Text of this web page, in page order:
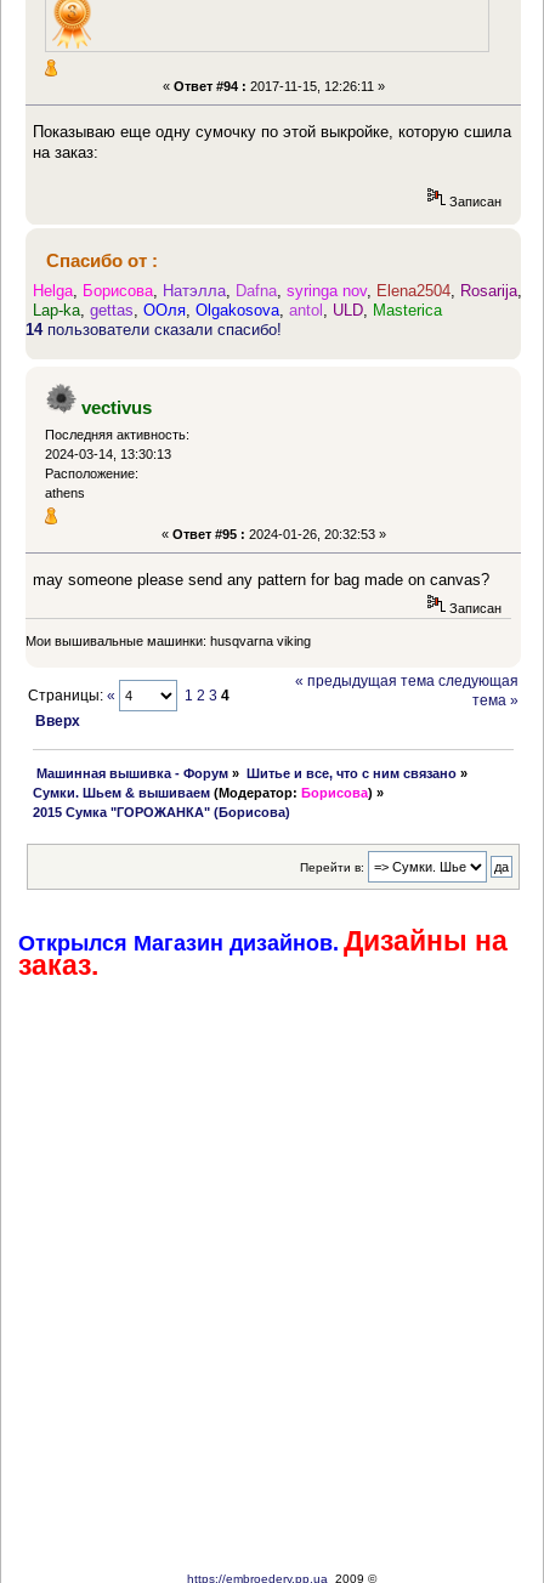
« Ответ #94 : 2017-11-15, 12:26:11 »
Показываю еще одну сумочку по этой выкройке, которую сшила
на заказ:
Записан
Спасибо от :
Helga Борисова Натэлла Dafna ,syringa nov, Elena2504 Rosarija
Lap-ka ,gettas ,ООля ,Olgakosova ,antol ULD Masterica
14пользователи сказали спасибо!
vectivus
Последняя активность:
2024-03-14, 13:30:13
Расположение:
athens
« Ответ #95 : 2024-01-26, 20:32:53 »
may someone please send any pattern for bag made on canvas?
Записан
Мои вышивальные машинки: husqvarna viking
Страницы:« 1 2 3 4
Вверх
« предыдущая тема следующая
тема »
Машинная вышивка - Форум » Шитье и все, что с ним связано»
Сумки. Шьем & вышиваем (Модератор:Борисова) »
2015 Сумка "ГОРОЖАНКА" (Борисова)
Перейти в:
Открылся Магазин дизайнов. Дизайны на
заказ.
https://embroedery.pp.ua 2009 ©